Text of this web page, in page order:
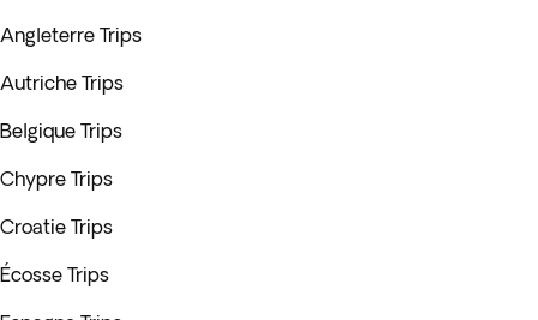
Angleterre Trips
Autriche Trips
Belgique Trips
Chypre Trips
Croatie Trips
Écosse Trips